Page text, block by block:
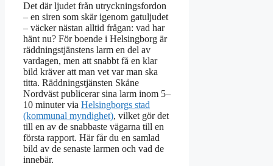
Det där ljudet från utryckningsfordon
– en siren som skär igenom gatuljudet
– väcker nästan alltid frågan: vad har
hänt nu? För boende i Helsingborg är
räddningstjänstens larm en del av
vardagen, men att snabbt få en klar
bild kräver att man vet var man ska
titta. Räddningstjänsten Skåne
Nordväst publicerar sina larm inom 5–
10 minuter via Helsingborgs stad
(kommunal myndighet), vilket gör det
till en av de snabbaste vägarna till en
första rapport. Här får du en samlad
bild av de senaste larmen och vad de
innebär.